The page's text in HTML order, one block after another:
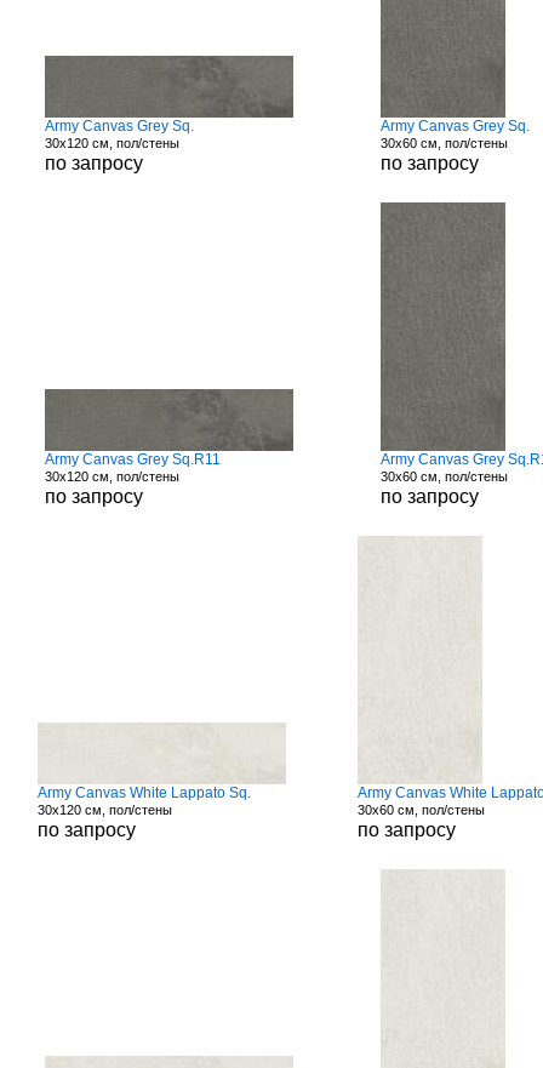
Army Canvas Grey Sq.
30x120 см, пол/стены
по запросу
Army Canvas Grey Sq.
30x60 см, пол/стены
по запросу
Army Canvas Grey Sq.R11
30x120 см, пол/стены
по запросу
Army Canvas Grey
30x60 см, пол/стены
по запросу
Army Canvas White Lappato Sq.
30x120 см, пол/стены
по запросу
Army Canvas White
30x60 см, пол/стены
по запросу